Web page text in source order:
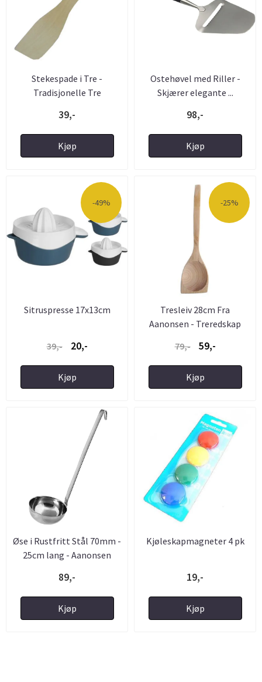
Stekespade i Tre -
Tradisjonelle Tre
39,-
Kjøp
Ostehøvel med Riller -
Skjærer elegante ...
98,-
Kjøp
-49%
Sitruspresse 17x13cm
39,- 20,-
Kjøp
-25%
Tresleiv 28cm Fra
Aanonsen - Treredskap
79,-
59,-
Kjøp
Øse i Rustfritt Stål 70mm -
25cm lang - Aanonsen
89,-
Kjøp
Kjøleskapmagneter 4 pk
19,-
Kjøp